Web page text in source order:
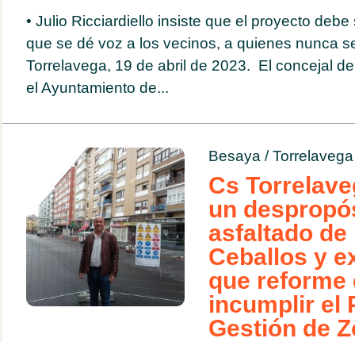
• Julio Ricciardiello insiste que el proyecto
que se dé voz a los vecinos, a quienes nunca
Torrelavega, 19 de abril de 2023. El concejal
el Ayuntamiento de...
Besaya /Torrelavega
Cs
un
asfaltado
Ceballos y
que reforme
incumplir el
Gestión de